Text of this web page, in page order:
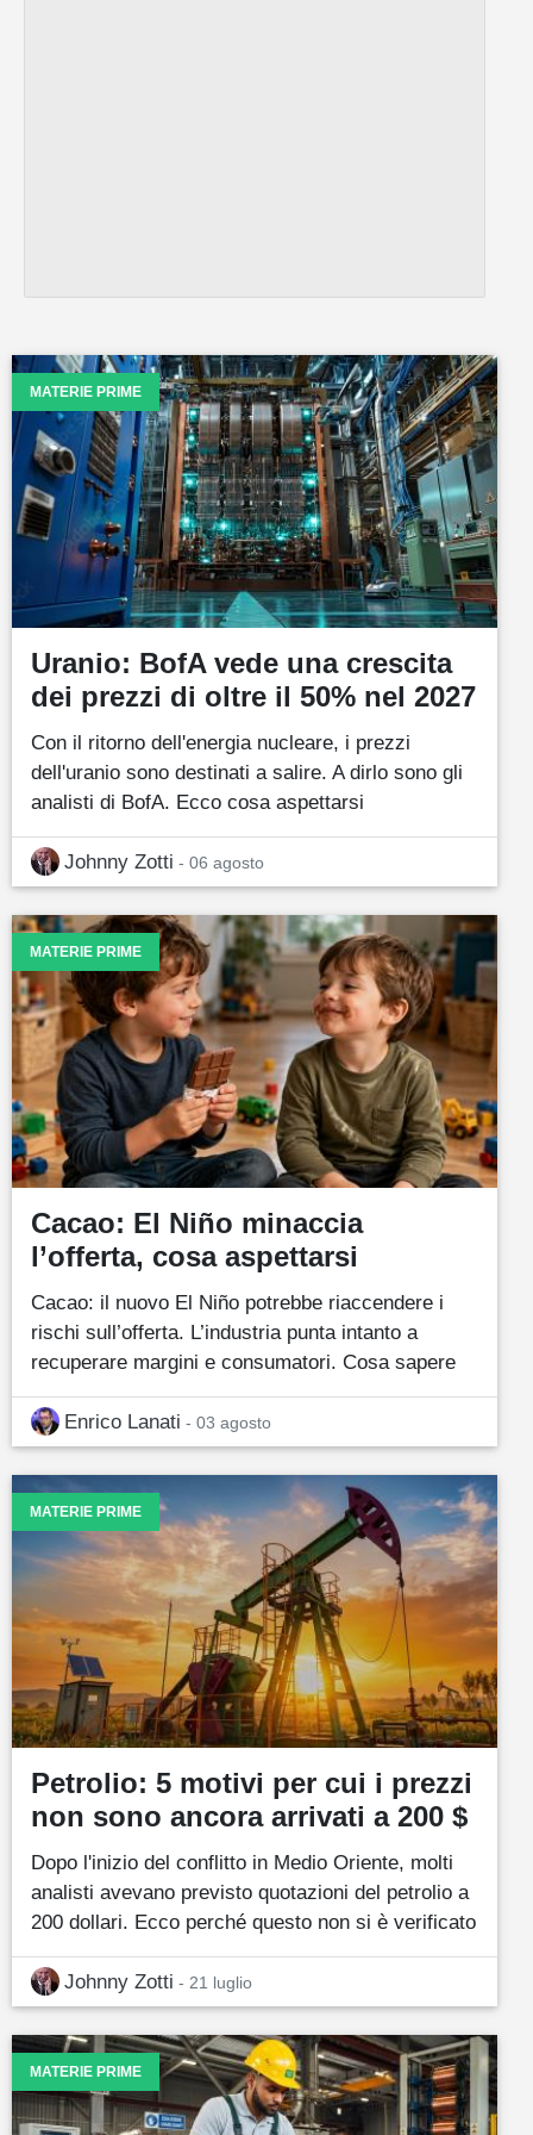
MATERIE PRIME
Uranio: BofA vede una crescita
dei prezzi di oltre il 50% nel 2027
Con il ritorno dell'energia nucleare, i prezzi
dell'uranio sono destinati a salire. A dirlo sono gli
analisti di BofA. Ecco cosa aspettarsi
Johnny Zotti - 06 agosto
MATERIE PRIME
Cacao: El Niño minaccia
l’offerta, cosa aspettarsi
Cacao: il nuovo El Niño potrebbe riaccendere i
rischi sull’offerta. L’industria punta intanto a
recuperare margini e consumatori. Cosa sapere
Enrico Lanati - 03 agosto
MATERIE PRIME
Petrolio: 5 motivi per cui i prezzi
non sono ancora arrivati a 200 $
Dopo l'inizio del conflitto in Medio Oriente, molti
analisti avevano previsto quotazioni del petrolio a
200 dollari. Ecco perché questo non si è verificato
Johnny Zotti - 21 luglio
MATERIE PRIME